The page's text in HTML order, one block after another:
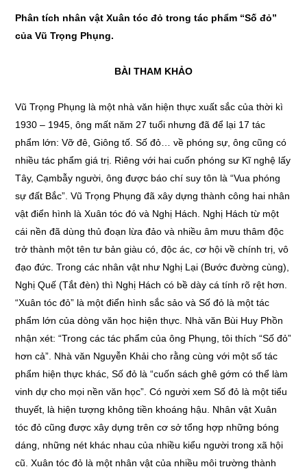
Phân tích nhân vật Xuân tóc đỏ trong tác phẩm “Số đỏ”
của Vũ Trọng Phụng.
BÀI THAM KHẢO
Vũ Trọng Phụng là một nhà văn hiện thực xuất sắc của thời kì
1930 – 1945, ông mất năm 27 tuổi nhưng đã để lại 17 tác
phẩm lớn: Vỡ đê, Giông tố. Số đỏ… về phóng sự, ông cũng có
nhiều tác phẩm giá trị. Riêng với hai cuốn phóng sư Kĩ nghệ lấy
Tây, Cạmbẫy người, ông được báo chí suy tôn là “Vua phóng
sự đất Bắc”. Vũ Trọng Phụng đã xây dựng thành công hai nhân
vật điển hình là Xuân tóc đó và Nghị Hách. Nghị Hách từ một
cái nền đã dùng thủ đoạn lừa đảo và nhiều âm mưu thâm độc
trở thành một tên tư bản giàu có, độc ác, cơ hội về chính trị, vô
đạo đức. Trong các nhân vật như Nghị Lại (Bước đường cùng),
Nghị Quế (Tắt đèn) thì Nghị Hách có bề dày cá tính rõ rệt hơn.
“Xuân tóc đỏ” là một điển hình sắc sảo và Số đỏ là một tác
phẩm lớn của dòng văn học hiện thực. Nhà văn Bùi Huy Phồn
nhận xét: “Trong các tác phẩm của ông Phụng, tôi thích “Số đỏ”
hơn cả”. Nhà văn Nguyễn Khải cho rằng cùng với một số tác
phẩm hiện thực khác, Số đỏ là “cuốn sách ghê gớm có thể làm
vinh dự cho mọi nền văn học”. Có người xem Số đỏ là một tiểu
thuyết, là hiện tượng không tiền khoáng hậu. Nhân vật Xuân
tóc đỏ cũng được xây dựng trên cơ sở tổng hợp những bóng
dáng, những nét khác nhau của nhiều kiểu người trong xã hội
cũ. Xuân tóc đỏ là một nhân vật của nhiều môi trường thành